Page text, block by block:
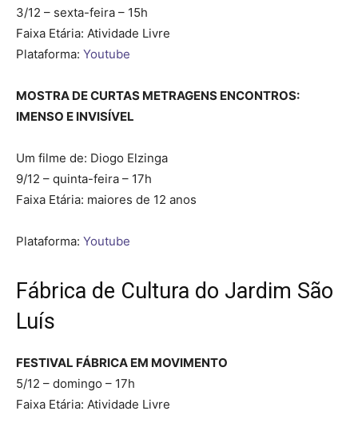
3/12 – sexta-feira – 15h
Faixa Etária: Atividade Livre
Plataforma: Youtube
MOSTRA DE CURTAS METRAGENS ENCONTROS:
IMENSO E INVISÍVEL
Um filme de: Diogo Elzinga
9/12 – quinta-feira – 17h
Faixa Etária: maiores de 12 anos
Plataforma: Youtube
Fábrica de Cultura do Jardim São
Luís
FESTIVAL FÁBRICA EM MOVIMENTO
5/12 – domingo – 17h
Faixa Etária: Atividade Livre